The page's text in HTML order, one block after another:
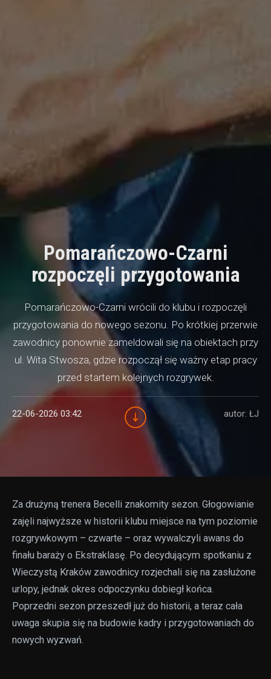
Pomarańczowo-Czarni
rozpoczęli przygotowania
Pomarańczowo-Czarni wrócili do klubu i rozpoczęli
przygotowania do nowego sezonu. Po krótkiej przerwie
zawodnicy ponownie zameldowali się na obiektach przy
ul. Wita Stwosza, gdzie rozpoczął się ważny etap pracy
przed startem kolejnych rozgrywek.
22-06-2026 03:42 autor: ŁJ
Za drużyną trenera Becelli znakomity sezon. Głogowianie
zajęli najwyższe w historii klubu miejsce na tym poziomie
rozgrywkowym – czwarte – oraz wywalczyli awans do
finału baraży o Ekstraklasę. Po decydującym spotkaniu z
Wieczystą Kraków zawodnicy rozjechali się na zasłużone
urlopy, jednak okres odpoczynku dobiegł końca.
Poprzedni sezon przeszedł już do historii, a teraz cała
uwaga skupia się na budowie kadry i przygotowaniach do
nowych wyzwań.